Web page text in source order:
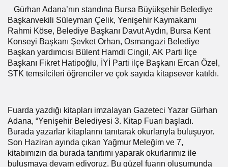
Gürhan Adana’nın standına Bursa Büyükşehir Belediye
Başkanvekili Süleyman Çelik, Yenişehir Kaymakamı
Rahmi Köse, Belediye Başkanı Davut Aydın, Bursa Kent
Konseyi Başkanı Şevket Orhan, Osmangazi Belediye
Başkan yardımcısı Bülent Hamdi Cingil, AK Parti İlçe
Başkanı Fikret Hatipoğlu, İYİ Parti ilçe Başkanı Ercan Özel,
STK temsilcileri öğrenciler ve çok sayıda kitapsever katıldı.
Fuarda yazdığı kitapları imzalayan Gazeteci Yazar Gürhan
Adana, “Yenişehir Belediyesi 3. Kitap Fuarı başladı.
Burada yazarlar kitaplarını tanıtarak okurlarıyla buluşuyor.
Son Haziran ayında çıkan Yağmur Meleğim ve 7,
kitabımızın da burada tanıtımı yaparak okurlarımız ile
buluşmaya devam ediyoruz. Bu güzel fuarın oluşumunda